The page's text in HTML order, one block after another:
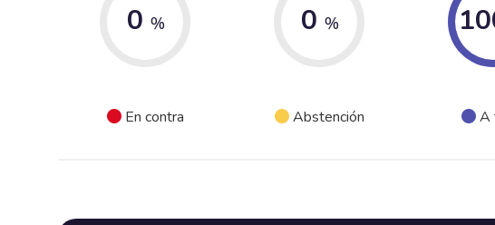
0 %
En contra
0 %
Abstención A